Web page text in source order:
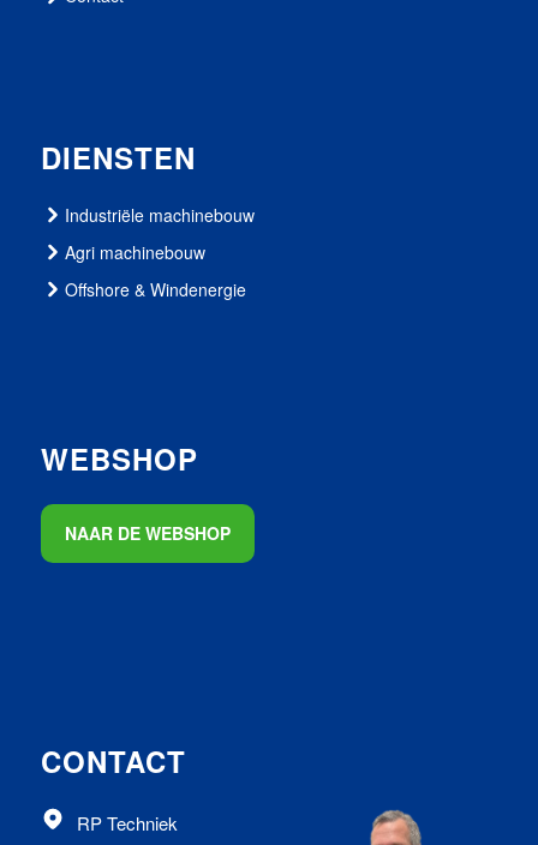
DIENSTEN
Industriële machinebouw
Agri machinebouw
Offshore & Windenergie
WEBSHOP
NAAR DE WEBSHOP
CONTACT
RP Techniek